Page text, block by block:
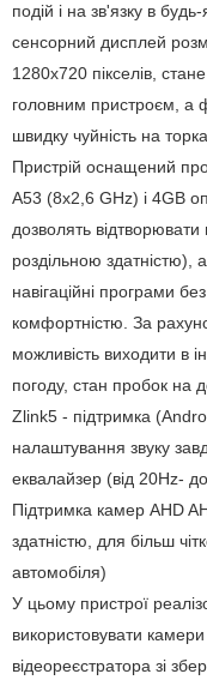
подій і на зв'язку в
сенсорний дисплей
1280x720 пікселів,
головним пристроєм, а
швидку чуйність на
Пристрій оснащений
A53 (8х2,6 GHz) і 4GB
дозволять
роздільною здатністю),
навігаційні програми
комфортністю. За
можливість виходити в
погоду, стан пробок на
Zlink5 - підтримка
налаштування звуку
еквалайзер (від 20Hz-
Підтримка камер AHD
здатністю, для більш
автомобіля)
У цьому пристрої
використовувати
відеореєстратора зі